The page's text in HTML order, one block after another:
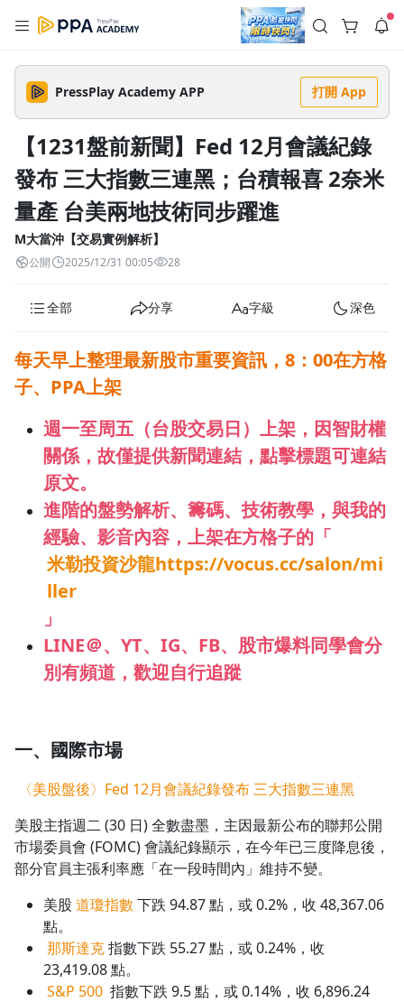
註冊領取 上千元優惠券！
公告
🌞 PPA 避暑津貼．冷氣房升級｜期間快閃活動
🥵 酷暑限時快閃｜單筆滿 NT$2,500 現折 NT$300、再贈最高
2% 點數回饋！🚀 酷暑來襲．偷偷在冷氣房升級 📈⭐️ 【冷氣房
進修 限時開跑】◾單筆滿 NT$2,500 現折 NT$300◾活動期間：
即日起 - 8/13（只有一週）-📣 酷暑季好康 \ 再加碼 /→ 點數回饋
無上限🔥購買任一課程 or 訂閱✅ 消費即享回饋 1% 點數✅ 滿
$5,000 回饋 2% 點數🎁 此為 PPA 官方帳號 Line@ 專屬活動，加
入好友👉 享有「渠道專屬活動」及「個人化推播」！
3 天前
查看全部
PressPlay Academy APP 打開 App
【1231盤前新聞】Fed 12月會議紀錄
發布 三大指數三連黑；台積報喜 2奈米
量產 台美兩地技術同步躍進
M大當沖【交易實例解析】
公開 2025/12/31 00:05 28
全部 分享 字級 深色
每天早上整理最新股市重要資訊， 8：00在方格
子、PPA上架
週一至周五（台股交易日）上架，因智財權
關係，故僅提供新聞連結，點擊標題可連結
原文。
進階的盤勢解析、籌碼、技術教學，與我的
經驗、影音內容 ，上架在方格子的「
米勒投資沙龍https://vocus.cc/salon/mi
ller
」
LINE＠、YT、IG、FB、股市爆料同學會分
別有頻道，歡迎自行追蹤
一、國際市場
〈美股盤後〉Fed 12月會議紀錄發布 三大指數三連黑
美股主指週二 (30 日) 全數盡墨，主因最新公布的聯邦公開
市場委員會 (FOMC) 會議紀錄顯示，在今年已三度降息後，
部分官員主張利率應「在一段時間內」維持不變。
美股 道瓊指數 下跌 94.87 點，或 0.2%，收 48,367.06
點。
那斯達克指數下跌 55.27 點，或 0.24%，收
23,419.08 點。
S&P 500 指數下跌 9.5 點，或 0.14%，收 6,896.24
--:-- --:--
1.0x
1.75x
1.5x
1.0x
0.75x
追蹤列表
沒有播放清單
返回播放器
清除全部